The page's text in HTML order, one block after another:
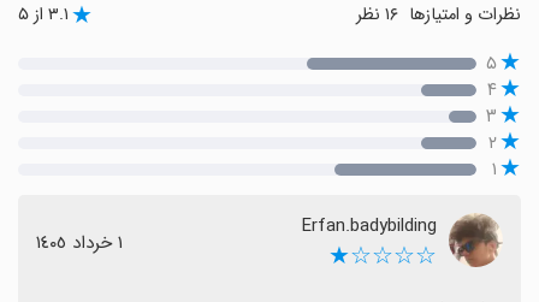
نظرات و امتیازها ۳.۱ از ۵
۵
۴
۳
۲
۱
Erfan.badybilding
☆☆☆☆★ ١ خرداد ١٤٠٥